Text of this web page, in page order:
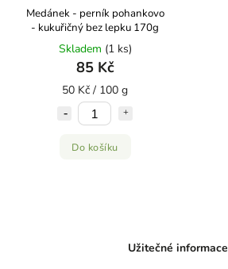
Medánek - perník pohankovo
- kukuřičný bez lepku 170g
Skladem (1 ks)
85 Kč
50 Kč / 100 g
Do košíku
Užitečné informace